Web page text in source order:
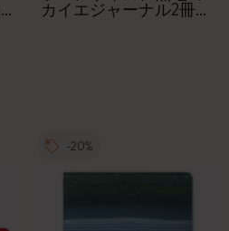
カイエジャーナル2冊セ
-20%